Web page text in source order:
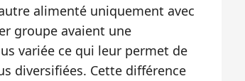
alimenté uniquement avec
groupe avaient une
variée ce qui leur permet de
diversifiées. Cette différence